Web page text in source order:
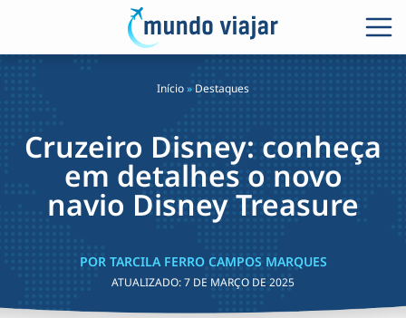
Início» Destaques
Cruzeiro Disney: conheça
em detalhes o novo
navio Disney Treasure
POR TARCILA FERRO CAMPOS MARQUES
ATUALIZADO:7 DE MARÇO DE 2025